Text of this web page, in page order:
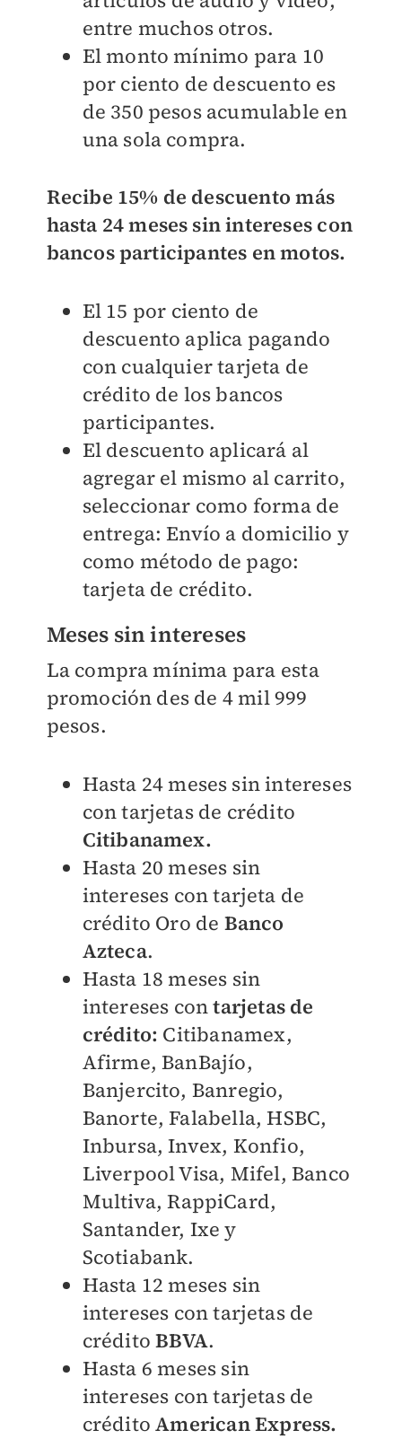
entre muchos otros.
El monto mínimo para 10
por ciento de descuento es
de 350 pesos acumulable en
una sola compra.
Recibe 15% de descuento más
hasta 24 meses sin intereses con
bancos participantes en motos.
El 15 por ciento de
descuento aplica pagando
con cualquier tarjeta de
crédito de los bancos
participantes.
El descuento aplicará al
agregar el mismo al carrito,
seleccionar como forma de
entrega: Envío a domicilio y
como método de pago:
tarjeta de crédito.
Meses sin intereses
La compra mínima para esta
promoción des de 4 mil 999
pesos.
Hasta 24 meses sin intereses
con tarjetas de crédito
Citibanamex.
Hasta 20meses sin
intereses con tarjeta de
crédito Oro de Banco
Azteca.
Hasta 18meses sin
intereses contarjetas de
crédito: Citibanamex,
Afirme, BanBajío,
Banjercito, Banregio,
Banorte, Falabella, HSBC,
Inbursa, Invex, Konfio,
Liverpool Visa, Mifel, Banco
Multiva, RappiCard,
Santander, Ixe y
Scotiabank.
Hasta 12meses sin
intereses con tarjetas de
créditoBBVA.
Hasta 6 meses sin
intereses con tarjetas de
créditoAmerican Express.